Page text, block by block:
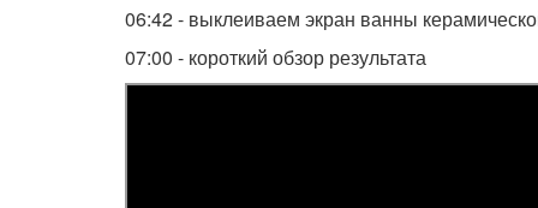
06:42 - выклеиваем экран ванны
07:00 - короткий обзор результата